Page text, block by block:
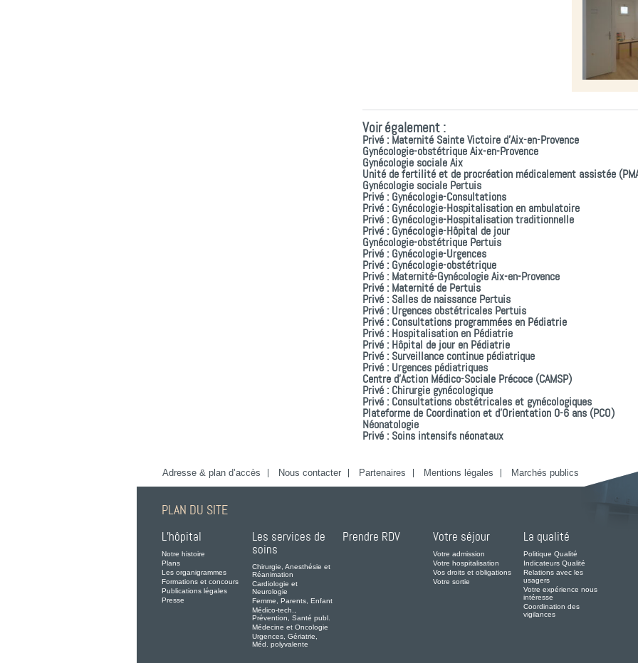
Voir également :
Privé : Maternité Sainte Victoire d’Aix-en-Provence
Gynécologie-obstétrique Aix-en-Provence
Gynécologie sociale Aix
Unité de fertilité et de procréation médicalement assistée
Gynécologie sociale Pertuis
Privé : Gynécologie-Consultations
Privé : Gynécologie-Hospitalisation en ambulatoire
Privé : Gynécologie-Hospitalisation traditionnelle
Privé : Gynécologie-Hôpital de jour
Gynécologie-obstétrique Pertuis
Privé : Gynécologie-Urgences
Privé : Gynécologie-obstétrique
Privé : Maternité-Gynécologie Aix-en-Provence
Privé : Maternité de Pertuis
Privé : Salles de naissance Pertuis
Privé : Urgences obstétricales Pertuis
Privé : Consultations programmées en Pédiatrie
Privé : Hospitalisation en Pédiatrie
Privé : Hôpital de jour en Pédiatrie
Privé : Surveillance continue pédiatrique
Privé : Urgences pédiatriques
Centre d’Action Médico-Sociale Précoce (CAMSP)
Privé : Chirurgie gynécologique
Privé : Consultations obstétricales et gynécologiques
Plateforme de Coordination et d’Orientation 0-6 ans (PCO)
Néonatologie
Privé : Soins intensifs néonataux
Adresse & plan d’accès Nous contacter Partenaires Mentions légales Marchés publics
PLAN DU SITE
L’hôpital
Notre histoire
Plans
Les organigrammes
Formations et concours
Publications légales
Presse
Les services de
soins
Chirurgie, Anesthésie et
Réanimation
Cardiologie et
Neurologie
Femme, Parents, Enfant
Médico-tech.,
Prévention, Santé publ.
Médecine et Oncologie
Urgences, Gériatrie,
Méd. polyvalente
Prendre RDV Votre séjour
Votre admission
Votre hospitalisation
Vos droits et obligations
Votre sortie
La qualité
Politique Qualité
Indicateurs Qualité
Relations avec les
usagers
Votre expérience nous
intéresse
Coordination des
vigilances